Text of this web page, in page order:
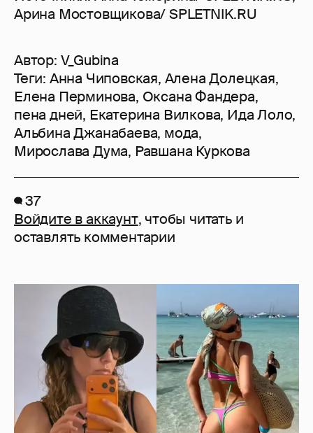
Арина Мостовщикова/ SPLETNIK.RU
Автор: V_Gubina
Теги: Анна Чиповская, Алена Долецкая,
Елена Перминова, Оксана Фандера,
пена дней, Екатерина Вилкова, Ида Лоло,
Альбина Джанабаева, мода,
Мирослава Дума, Равшана Куркова
37
Войдите в аккаунт, чтобы читать и
оставлять комментарии